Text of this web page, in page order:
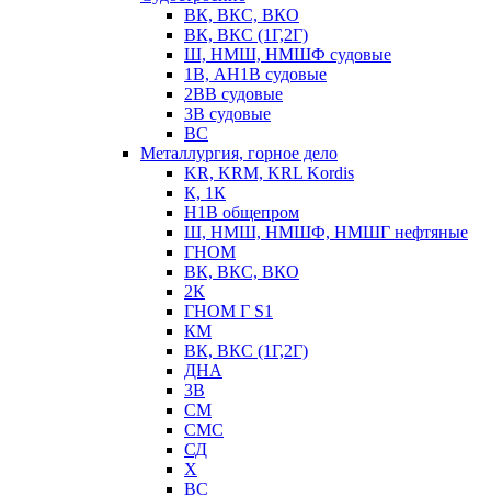
ВК, ВКС, ВКО
ВК, ВКС (1Г,2Г)
Ш, НМШ, НМШФ судовые
1В, АН1В судовые
2ВВ судовые
3В судовые
ВС
Металлургия, горное дело
KR, KRM, KRL Kordis
К, 1К
Н1В общепром
Ш, НМШ, НМШФ, НМШГ нефтяные
ГНОМ
ВК, ВКС, ВКО
2К
ГНОМ Г S1
КМ
ВК, ВКС (1Г,2Г)
ДНА
3В
СМ
СМС
СД
Х
ВС